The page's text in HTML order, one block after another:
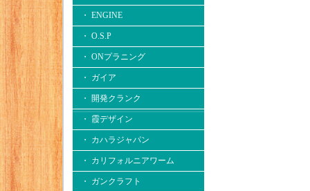
・ ENGINE
・ O.S.P
・ ONプラニング
・ ガイア
・ 開発クランク
・ 霞デザイン
・ カハラジャパン
・ カリフォルニアワーム
・ ガンクラフト